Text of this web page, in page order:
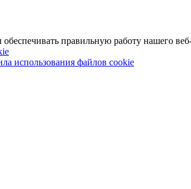
правильную работу нашего
использования файлов cookie